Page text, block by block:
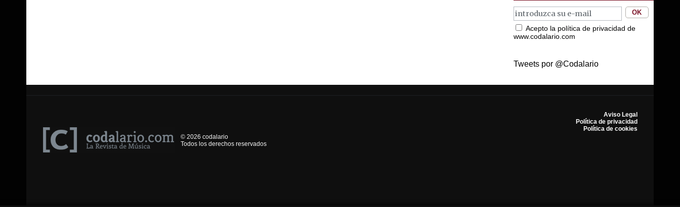
Acepto la política de privacidad de
www.codalario.com
Tweets por @Codalario
© 2026 codalario
Todos los derechos reservados
Aviso Legal
Política de privacidad
Política de cookies